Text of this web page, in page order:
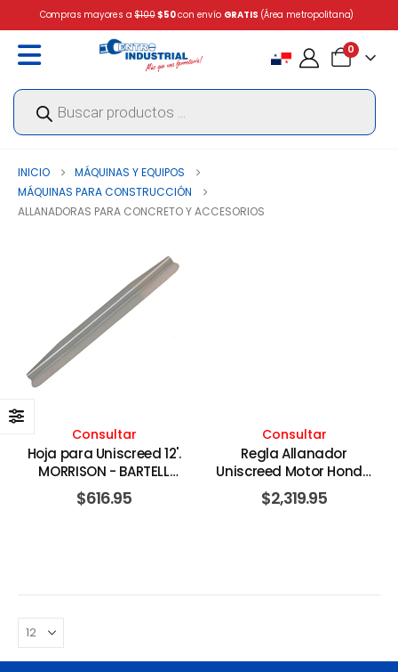
Compras mayores a$100 $50con envío GRATIS (Área metropolitana)
0
Búsqueda
productos
INICIO
MÁQUINAS Y EQUIPOS
MÁQUINAS PARA CONSTRUCCIÓN
ALLANADORAS PARA CONCRETO Y ACCESORIOS
Consultar
Hoja para Uniscreed 12'.
MORRISON - BARTELL
GLOBAL
$616.95
Consultar
Regla Allanador
Uniscreed Motor Honda
1.3Hp sin Hoja. MORRISON -
BARTELL GLOBAL
$2,319.95